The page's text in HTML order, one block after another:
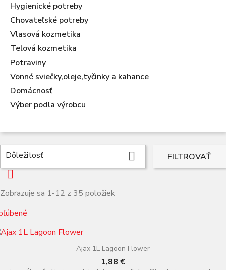
Hygienické potreby
Chovateľské potreby
Vlasová kozmetika
Telová kozmetika
Potraviny
Vonné sviečky,oleje,tyčinky a kahance
Domácnosť
Výber podla výrobcu
Dôležitosť  FILTROVAŤ

Zobrazuje sa 1-12 z 35 položiek
Ajax 1L Lagoon Flower
Cena
1,88 €